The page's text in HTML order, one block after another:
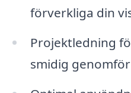
förverkliga din
Projektledning
smidig